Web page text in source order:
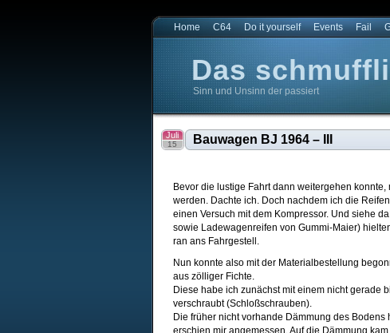
Home C64 Do it yourself Events Fail
Das
Sinn und Unsinn der passiert
Bauwagen BJ 1964 – III
Juli
15
Bevor die lustige Fahrt dann weitergehen
werden. Dachte ich. Doch nachdem ich die
einen Versuch mit dem Kompressor. Und siehe
sowie Ladewagenreifen von Gummi-Maier)
ran ans Fahrgestell.
Nun konnte also mit der Materialbestellung
aus zölliger Fichte.
Diese habe ich zunächst mit einem nicht gerade
verschraubt (Schloßschrauben).
Die früher nicht vorhande Dämmung des
erschien mir angemessen. Auf die Dämmung
Das schmuffligste Blog der Welt